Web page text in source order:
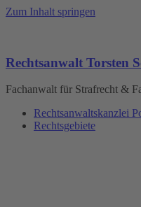
Zum Inhalt springen
Rechtsanwalt Torsten
Fachanwalt für Strafrecht &
Rechtsanwaltskanzlei
Rechtsgebiete